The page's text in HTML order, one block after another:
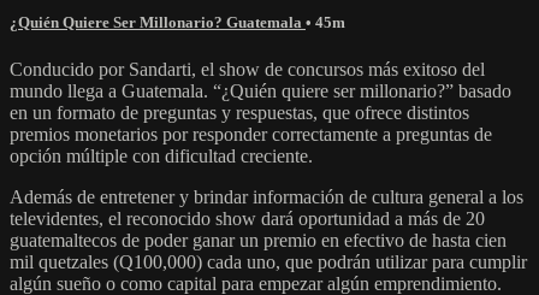
¿Quién Quiere Ser Millonario? Guatemala • 45m
Conducido por Sandarti, el show de concursos más exitoso del
mundo llega a Guatemala. “¿Quién quiere ser millonario?” basado
en un formato de preguntas y respuestas, que ofrece distintos
premios monetarios por responder correctamente a preguntas de
opción múltiple con dificultad creciente.
Además de entretener y brindar información de cultura general a los
televidentes, el reconocido show dará oportunidad a más de 20
guatemaltecos de poder ganar un premio en efectivo de hasta cien
mil quetzales (Q100,000) cada uno, que podrán utilizar para cumplir
algún sueño o como capital para empezar algún emprendimiento.